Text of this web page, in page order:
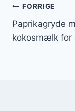
FORRIGE
Paprikagryde
kokosmælk for